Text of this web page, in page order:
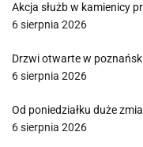
Akcja służb w kamienicy
6 sierpnia 2026
Drzwi otwarte w
6 sierpnia 2026
Od poniedziałku duże
6 sierpnia 2026